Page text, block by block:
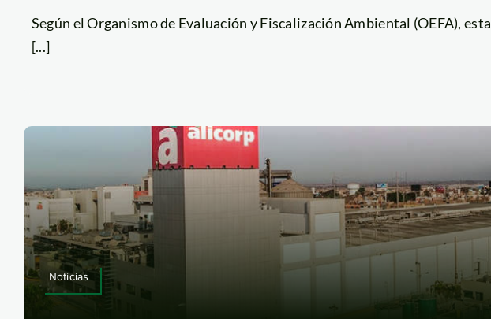
Según el Organismo de Evaluación y Fiscalización Ambiental (OEFA), esta
[...]
Noticias